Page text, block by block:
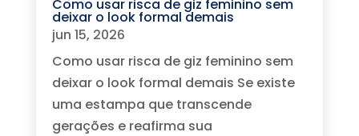
Como usar risca de giz feminino sem
deixar o look formal demais
jun 15, 2026
Como usar risca de giz feminino sem
deixar o look formal demais Se existe
uma estampa que transcende
gerações e reafirma sua